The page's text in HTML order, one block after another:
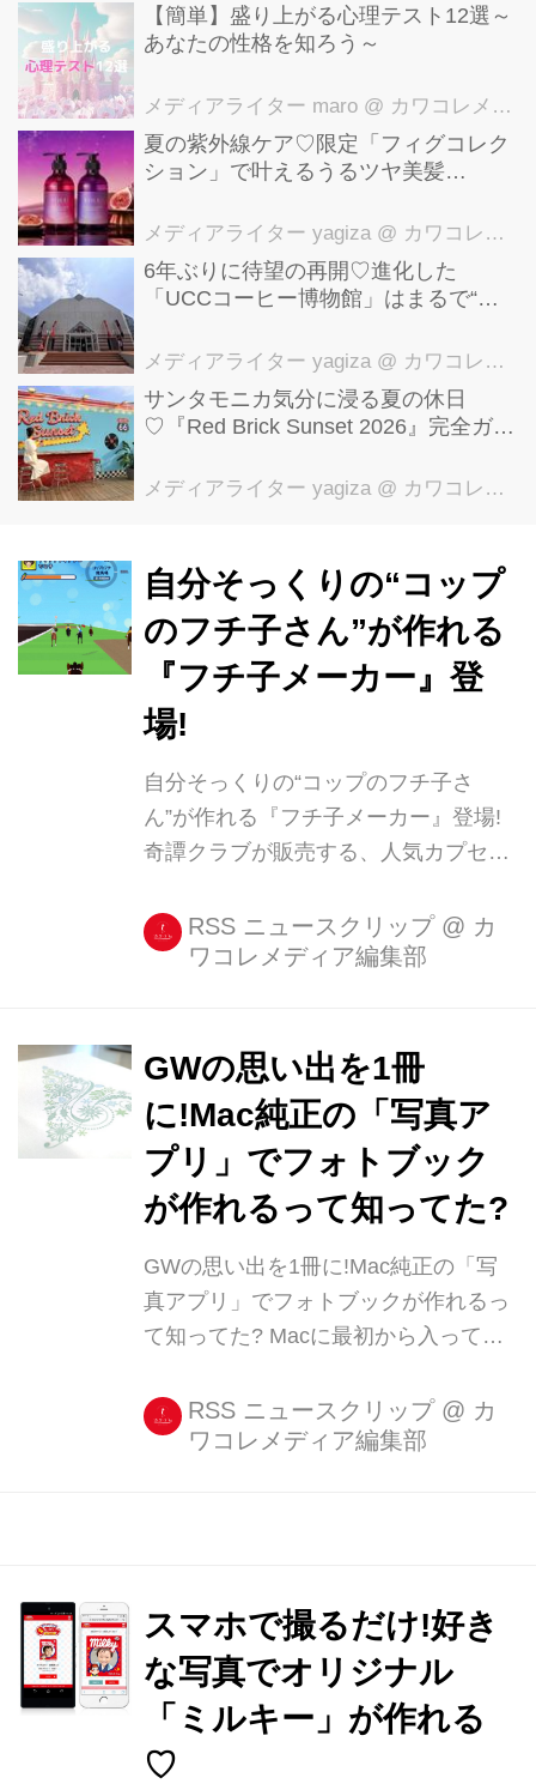
【簡単】盛り上がる心理テスト12選～
あなたの性格を知ろう～
メディアライター maro @ カワコレメディア編集部
夏の紫外線ケア♡限定「フィグコレク
ション」で叶えるうるツヤ美髪
メディアライター yagiza @ カワコレメディア編集部
6年ぶりに待望の再開♡進化した
「UCCコーヒー博物館」はまるで“コ
貌を公開
メディアライター yagiza @ カワコレメディア編集部
サンタモニカ気分に浸る夏の休日
♡『Red Brick Sunset 2026』完全ガイ
メディアライター yagiza @ カワコレメディア編集部
自分そっくりの“コップ
のフチ子さん”が作れる
『フチ子メーカー』登
場!
自分そっくりの“コップのフチ子さ
ん”が作れる『フチ子メーカー』登場!
奇譚クラブが販売する、人気カプセル
ーが作れる『フチ子メーカー』が登場!
JRAとコップのフチ子がコラボした
分そっく [...]
RSS ニュースクリップ @ カ
ワコレメディア編集部
GWの思い出を1冊
に!Mac純正の「写真ア
プリ」でフォトブック
が作れるって知ってた?
GWの思い出を1冊に!Mac純正の「写
真アプリ」でフォトブックが作れるっ
て知ってた? Macに最初から入ってい
ますか? 実はその写真アプリで、簡単
に高品質なフォトブックが作れちゃう
RSS ニュースクリップ @ カ
ワコレメディア編集部
スマホで撮るだけ!好き
な写真でオリジナル
「ミルキー」が作れる
♡